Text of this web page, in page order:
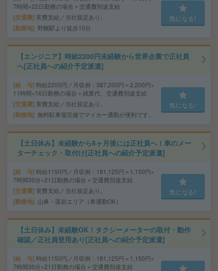
7時間×22日勤務の場合＋交通費別途支給
交通費 実費支給／当社規定あり。
勤務地 野幌駅より徒歩10分
気になる!
【エンジニア】時給2200円未経験から世界企業で正社員
へ[正社員への紹介予定派遣]
給 与 時給2200円／月収例：387,200円＝2,200円×
11時間×16日勤務の場合＋残業代、交通費別途支給
交通費 実費支給／当社規定あり。
勤務地 無料駐車場完備でマイカー通勤が便利です。
気になる!
【土日休み】未経験から6ヶ月後には正社員へ！車のメー
ターチェック・取付け[正社員への紹介予定派遣]
給 与 時給1150円／月収例：181,125円＝1,150円×
7時間30分×21日勤務の場合＋交通費別途支給
交通費 実費支給／当社規定あり。
勤務地 山鼻・藻岩エリア（車通勤OK）
気になる!
【土日休み】未経験OK！タクシーメーターの取付・動作
確認／正社員登用あり[正社員への紹介予定派遣]
給 与 時給1150円／月収例：181,125円＝1,150円×
7時間30分×21日勤務の場合＋交通費別途支給